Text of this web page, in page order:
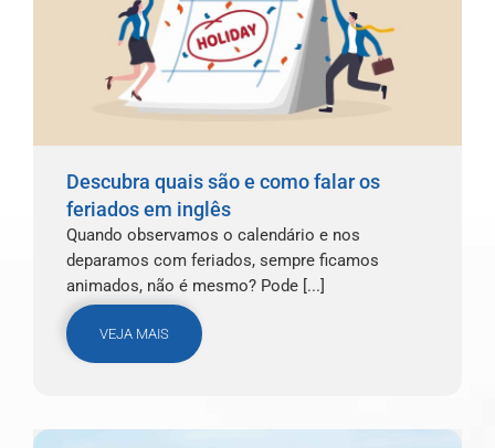
Descubra quais são e como falar os
feriados em inglês
Quando observamos o calendário e nos
deparamos com feriados, sempre ficamos
animados, não é mesmo? Pode [...]
VEJA MAIS